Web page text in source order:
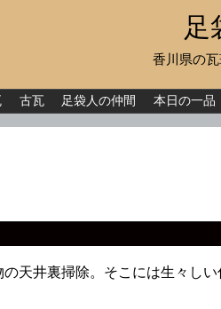
足
香川県の
古瓦 足袋人の仲間 本日の一品
天井裏掃除。そこには生々しい
現場日記
イベント
本日の一品